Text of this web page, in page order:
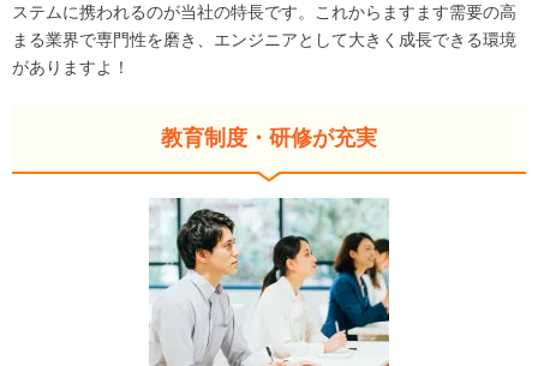
ステムに携われるのが当社の特長です。これからますます需要の高
まる業界で専門性を磨き、エンジニアとして大きく成長できる環境
がありますよ！
教育制度・研修が充実